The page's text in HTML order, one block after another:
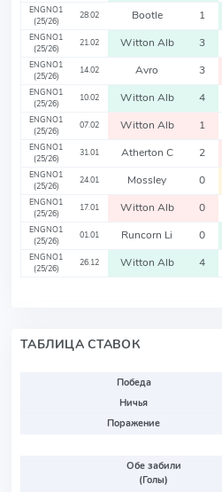
ENGNO1
(25/26)
28.02 Bootle 1
ENGNO1
(25/26)
21.02 Witton Alb 3
ENGNO1
(25/26)
14.02 Avro 3
ENGNO1
(25/26)
10.02 Witton Alb 4
ENGNO1
(25/26)
07.02 Witton Alb 1
ENGNO1
(25/26)
31.01 Atherton C 2
ENGNO1
(25/26)
24.01 Mossley 0
ENGNO1
(25/26)
17.01 Witton Alb 0
ENGNO1
(25/26)
01.01 Runcorn Li 0
ENGNO1
(25/26)
26.12 Witton Alb 4
ТАБЛИЦА СТАВОК
Победа
Ничья
Поражение
Обе забили
(Голы)